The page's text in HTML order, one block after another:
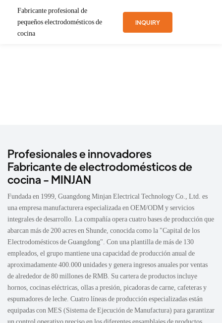
Fabricante profesional de
pequeños electrodomésticos de
cocina
INQUIRY
Profesionales e innovadores
Fabricante de electrodomésticos de
cocina - MINJAN
Fundada en 1999, Guangdong Minjan Electrical Technology Co., Ltd. es
una empresa manufacturera especializada en OEM/ODM y servicios
integrales de desarrollo. La compañía opera cuatro bases de producción que
abarcan más de 200 acres en Shunde, conocida como la "Capital de los
Electrodomésticos de Guangdong". Con una plantilla de más de 130
empleados, el grupo mantiene una capacidad de producción anual de
aproximadamente 400.000 unidades y genera ingresos anuales por ventas
de alrededor de 80 millones de RMB. Su cartera de productos incluye
hornos, cocinas eléctricas, ollas a presión, picadoras de carne, cafeteras y
espumadores de leche. Cuatro líneas de producción especializadas están
equipadas con MES (Sistema de Ejecución de Manufactura) para garantizar